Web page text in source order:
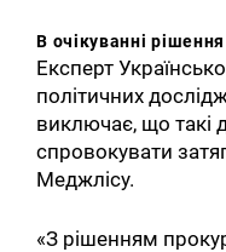
В очікуванні
Експерт
політичних
виключає, що такі
спровокувати
Меджлісу.
«З рішенням